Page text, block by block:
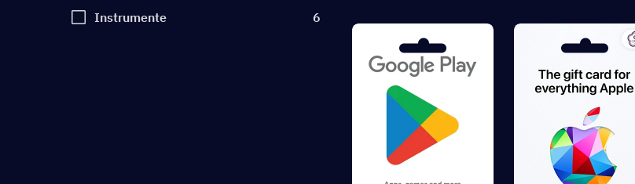
Instrumente 6